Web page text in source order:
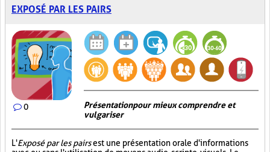
EXPOSÉ PAR LES PAIRS
0
Présentation pour mieux comprendre et
vulgariser
L'Exposé par les pairsest une présentation orale d'informations